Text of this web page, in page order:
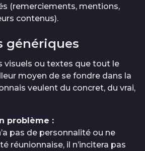
(remerciements, mentions,
contenus).
génériques
visuels ou textes que tout le
moyen de se fondre dans la
veulent du concret, du vrai,
problème :
pas de personnalité ou ne
réunionnaise, il n’incitera pas